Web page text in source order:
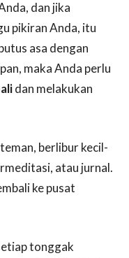
dan jika
pikiran Anda, itu
asa dengan
maka Anda perlu
dan melakukan
berlibur kecil-
atau jurnal.
ke pusat
tonggak